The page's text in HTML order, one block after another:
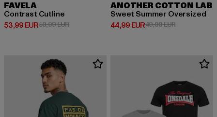
FAVELA
Contrast Cutline
53,99 EUR
Prix courant: 53,99 EUR
59,99 EURPrix en promotion: 59,99 EUR
ANOTHER COTTON LAB
Sweet Summer Oversized
44,99 EUR
Prix courant: 44,99 EUR
49,99 EURPrix en